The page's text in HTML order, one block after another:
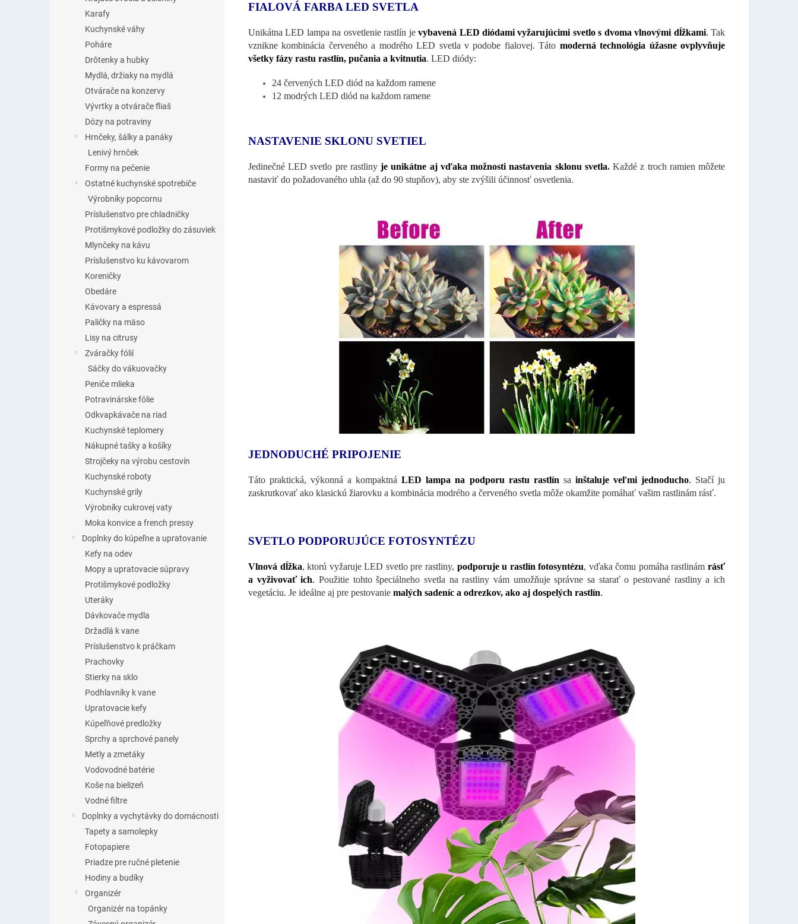
Karafy
Kuchynské váhy
Poháre
Drôtenky a hubky
Mydlá, držiaky na mydlá
Otvárače na konzervy
Vývrtky a otvárače fliaš
Dózy na potraviny
Hrnčeky, šálky a panáky
Lenivý hrnček
Formy na pečenie
Ostatné kuchynské spotrebiče
Výrobníky popcornu
Príslušenstvo pre chladničky
Protišmykové podložky do zásuviek
Mlynčeky na kávu
Príslušenstvo ku kávovarom
Koreničky
Obedáre
Kávovary a espressá
Paličky na mäso
Lisy na citrusy
Zváračky fólií
Sáčky do vákuovačky
Peniče mlieka
Potravinárske fólie
Odkvapkávače na riad
Kuchynské teplomery
Nákupné tašky a košíky
Strojčeky na výrobu cestovín
Kuchynské roboty
Kuchynské grily
Výrobníky cukrovej vaty
Moka konvice a french pressy
Doplnky do kúpeľne a upratovanie
Kefy na odev
Mopy a upratovacie súpravy
Protišmykové podložky
Uteráky
Dávkovače mydla
Držadlá k vane
Príslušenstvo k práčkam
Prachovky
Stierky na sklo
Podhlavníky k vane
Upratovacie kefy
Kúpeľňové predložky
Sprchy a sprchové panely
Metly a zmetáky
Vodovodné batérie
Koše na bielizeň
Vodné filtre
Doplnky a vychytávky do domácnosti
Tapety a samolepky
Fotopapiere
Priadze pre ručné pletenie
Hodiny a budíky
Organizér
Organizér na topánky
FIALOVÁ FARBA LED SVETLA
Unikátna LED lampa na osvetlenie rastlín jevybavená LED diódami vyžarujúcimi svetlo s dvoma vlnovými dĺžkami. Tak
vznikne kombinácia červeného a modrého LED svetla v podobe fialovej. Táto moderná technológia úžasne ovplyvňuje
všetky fázy rastu rastlín, pučania a kvitnutia. LED diódy:
24 červených LED diód na každom ramene
12 modrých LED diód na každom ramene
NASTAVENIE SKLONU SVETIEL
Jedinečné LED svetlo pre rastlinyje unikátne aj vďaka možnosti nastavenia sklonu svetla. Každé z troch ramien môžete
nastaviť do požadovaného uhla (až do 90 stupňov), aby ste zvýšili účinnosť osvetlenia.
JEDNODUCHÉ PRIPOJENIE
Táto praktická, výkonná a kompaktnáLED lampa na podporu rastu rastlín sa inštaluje veľmi jednoducho. Stačí ju
zaskrutkovať ako klasickú žiarovku a kombinácia modrého a červeného svetla môže okamžite pomáhať vašim rastlinám rásť.
SVETLO PODPORUJÚCE FOTOSYNTÉZU
Vlnová dĺžka, ktorú vyžaruje LED svetlo pre rastliny, podporuje u rastlín fotosyntézu, vďaka čomu pomáha rastlinám rásť
a vyživovať ich. Použitie tohto špeciálneho svetla na rastliny vám umožňuje správne sa starať o pestované rastliny a ich
vegetáciu. Je ideálne aj pre pestovanie malých sadeníc a odrezkov, ako aj dospelých rastlín.